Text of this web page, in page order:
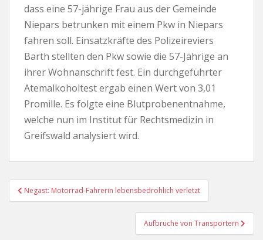
dass eine 57-jährige Frau aus der Gemeinde
Niepars betrunken mit einem Pkw in Niepars
fahren soll. Einsatzkräfte des Polizeireviers
Barth stellten den Pkw sowie die 57-Jährige an
ihrer Wohnanschrift fest. Ein durchgeführter
Atemalkoholtest ergab einen Wert von 3,01
Promille. Es folgte eine Blutprobenentnahme,
welche nun im Institut für Rechtsmedizin in
Greifswald analysiert wird.
Beitragsnavigation
Negast: Motorrad-Fahrerin lebensbedrohlich verletzt
Aufbrüche von Transportern